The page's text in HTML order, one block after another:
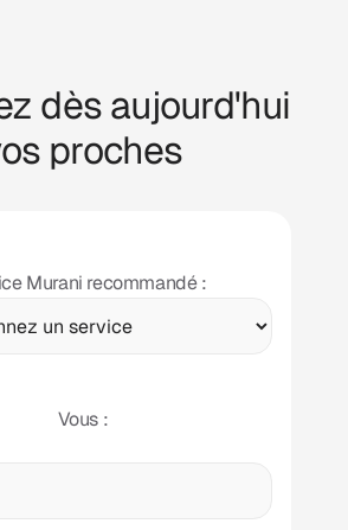
dès aujourd'hui
proches
Murani recommandé :
Vous :